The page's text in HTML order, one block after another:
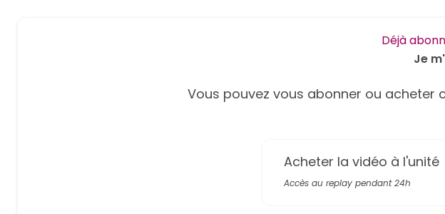
Déjà
Je
Vous pouvez vous abonner ou
Acheter la vidéo à l'unité
Accès au replay pendant 24h